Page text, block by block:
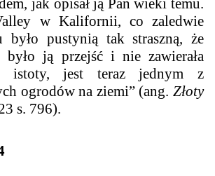
jak opisał ją Pan wieki temu.
w Kalifornii, co zaledwie
pustynią tak straszną, że
było ją przejść i nie zawierała
istoty, jest teraz jednym z
ogrodów na ziemi” (ang. Złoty
s. 796).